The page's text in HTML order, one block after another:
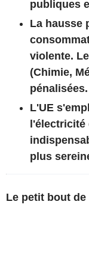
publiques
La hausse
violente.
(Chimie,
pénalisées.
L'UE
l'électricité
plus
Le petit bout